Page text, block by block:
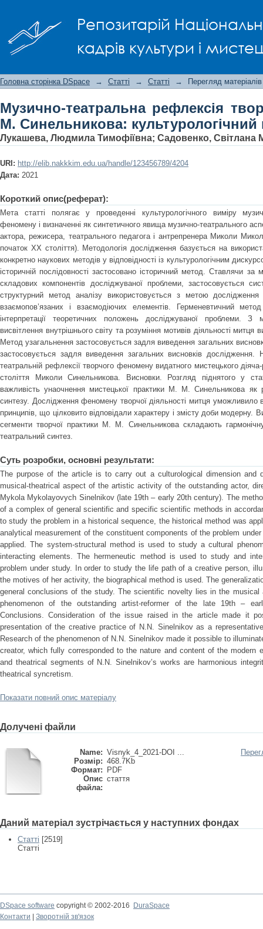
Репозитарій
кадрів культури і
культурологічний вимір
Головна сторінка DSpace → Статті → Статті → Перегляд матеріалів
Музично-театральна рефлексія
М. Синельникова: культурологічний
Лукашева, Людмила Тимофіївна; Садовенко, Світлана
URI: http://elib.nakkkim.edu.ua/handle/123456789/4204
Дата: 2021
Короткий опис(реферат):
Мета статті полягає у проведенні культурологічного виміру
феномену і визначенні як синтетичного явища музично-театрального
актора, режисера, театрального педагога і антрепренера Миколи
початок ХХ століття). Методологія дослідження базується на
конкретно наукових методів у відповідності із культурологічним
історичній послідовності застосовано історичний метод. Ставлячи за
складових компонентів досліджуваної проблеми, застосовується
структурний метод аналізу використовується з метою
взаємопов’язаних і взаємодіючих елементів. Герменевтичний
інтерпретації теоретичних положень досліджуваної проблеми.
висвітлення внутрішнього світу та розуміння мотивів діяльності митця
Метод узагальнення застосовується задля виведення загальних
застосовується задля виведення загальних висновків
театральній рефлексії творчого феномену видатного мистецького
століття Миколи Синельникова. Висновки. Розгляд піднятого у
важливість унаочнення мистецької практики М. М. Синельникова як
синтезу. Дослідження феномену творчої діяльності митця уможливило
принципів, що цілковито відповідали характеру і змісту доби модерну.
сегменти творчої практики М. М. Синельникова складають
театральний синтез.
Суть розробки, основні результати:
The purpose of the article is to carry out a culturological dimension and
musical-theatrical aspect of the artistic activity of the outstanding actor,
Mykola Mykolayovych Sinelnikov (late 19th – early 20th century). The
of a complex of general scientific and specific scientific methods in
to study the problem in a historical sequence, the historical method was
analytical measurement of the constituent components of the problem
applied. The system-structural method is used to study a cultural
interacting elements. The hermeneutic method is used to study and
problem under study. In order to study the life path of a creative person,
the motives of her activity, the biographical method is used. The
general conclusions of the study. The scientific novelty lies in the
phenomenon of the outstanding artist-reformer of the late 19th –
Conclusions. Consideration of the issue raised in the article made it
presentation of the creative practice of N.N. Sinelnikov as a
Research of the phenomenon of N.N. Sinelnikov made it possible to
creator, which fully corresponded to the nature and content of the modern
and theatrical segments of N.N. Sinelnikov’s works are harmonious
theatrical syncretism.
Показати повний опис матеріалу
Долучені файли
Name: Visnyk_4_2021-DOI ...
Розмір: 468.7Kb
Формат:
PDF
Опис
файла:
стаття
Даний матеріал зустрічається у наступних фондах
Статті [2519]
Статті
DSpace software copyright © 2002-2016
DuraSpace
Контакти
Зворотній зв'язок